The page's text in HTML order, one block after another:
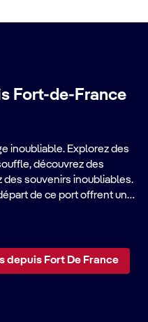
Fort-de-France
inoubliable. Explorez des
découvrez des
souvenirs inoubliables.
de ce port offrent un
urbaines palpitantes.
depuis Fort De France